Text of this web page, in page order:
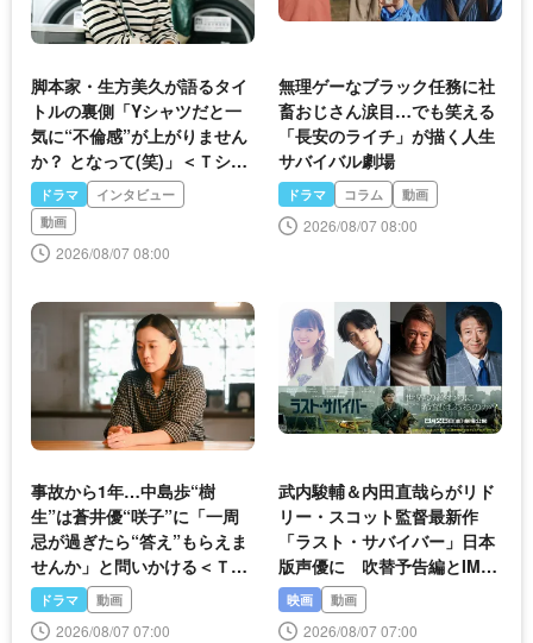
脚本家・生方美久が語るタイ
トルの裏側「Yシャツだと一
気に“不倫感”が上がりません
か？ となって(笑)」＜Ｔシャ
ツが乾くまで＞
ドラマ
インタビュー
動画
2026/08/07 08:00
無理ゲーなブラック任務に社
畜おじさん涙目…でも笑える
「長安のライチ」が描く人生
サバイバル劇場
ドラマ コラム 動画
2026/08/07 08:00
事故から1年…中島歩“樹
生”は蒼井優“咲子”に「一周
忌が過ぎたら“答え”もらえま
せんか」と問いかける＜Ｔシ
ャツが乾くまで＞
ドラマ 動画
2026/08/07 07:00
武内駿輔＆内田直哉らがリド
リー・スコット監督最新作
「ラスト・サバイバー」日本
版声優に 吹替予告編とIMA
Xポスター公開
映画 動画
2026/08/07 07:00